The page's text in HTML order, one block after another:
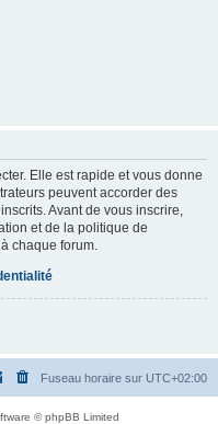
Elle est rapide et vous donne
peuvent accorder des
Avant de vous inscrire,
et de la politique de
chaque forum.
Fuseau horaire sur UTC+02:00
© phpBB Limited